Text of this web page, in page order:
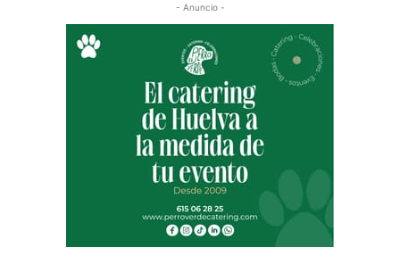
- Anuncio -